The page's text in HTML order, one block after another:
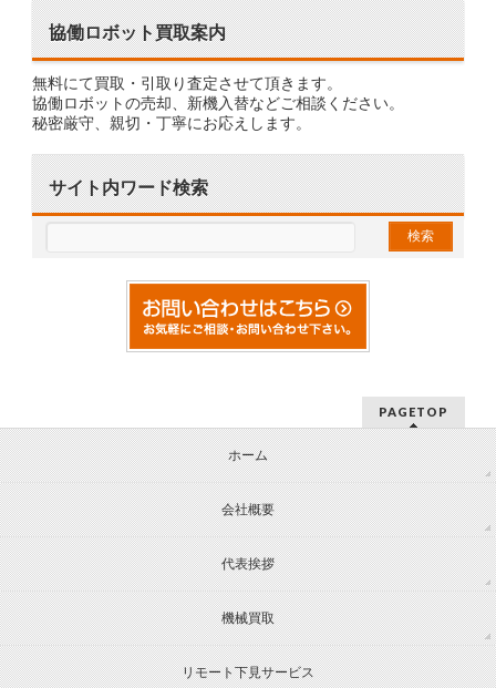
協働ロボット買取案内
無料にて買取・引取り査定させて頂きます。
協働ロボットの売却、新機入替などご相談ください。
秘密厳守、親切・丁寧にお応えします。
サイト内ワード検索
PAGETOP
ホーム
会社概要
代表挨拶
機械買取
リモート下見サービス